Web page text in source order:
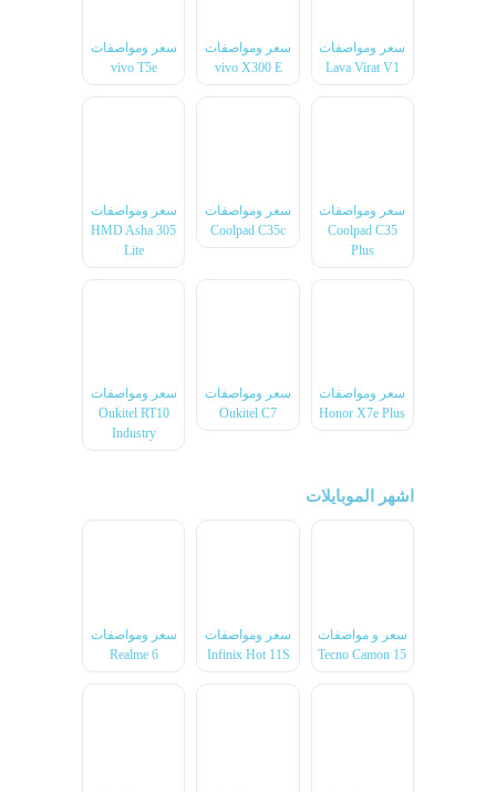
سعر ومواصفات
Lava Virat V1
سعر ومواصفات
vivo X300 E
سعر ومواصفات
vivo T5e
سعر ومواصفات
Coolpad C35
Plus
سعر ومواصفات
Coolpad C35c
سعر ومواصفات
HMD Asha 305
Lite
سعر ومواصفات
Honor X7e Plus
سعر ومواصفات
Oukitel C7
سعر ومواصفات
Oukitel RT10
Industry
اشهر الموبايلات
سعر و مواصفات
Tecno Camon 15
سعر ومواصفات
Infinix Hot 11S
سعر ومواصفات
Realme 6